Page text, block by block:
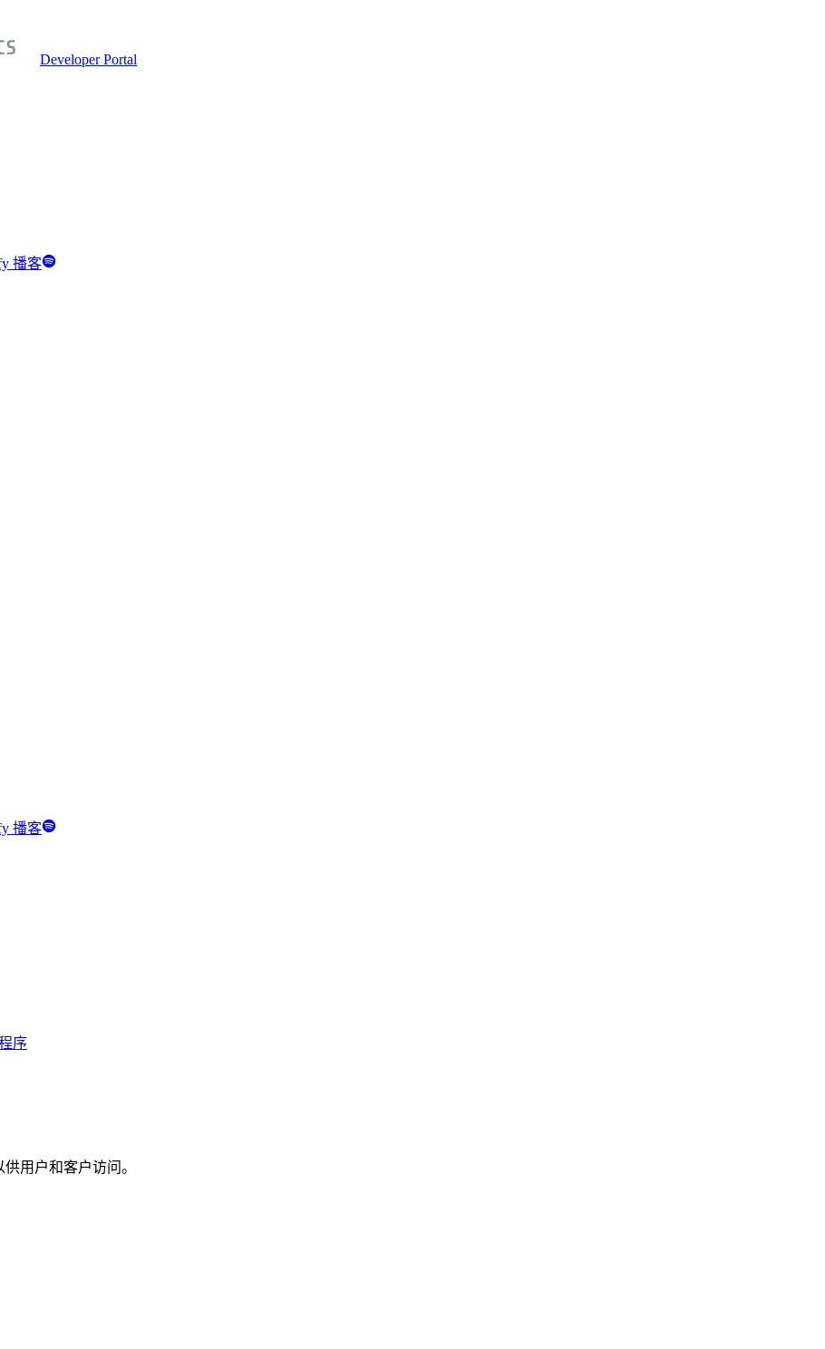
Developer Portal
播客
播客
序
用户和客户访问。